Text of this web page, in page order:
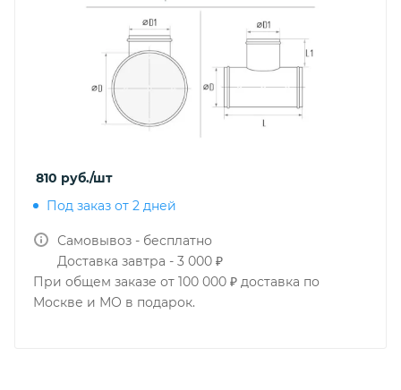
810 руб./шт
Под заказ от 2 дней
Самовывоз - бесплатно
Доставка завтра - 3 000 ₽
При общем заказе от 100 000 ₽ доставка по
Москве и МО в подарок.